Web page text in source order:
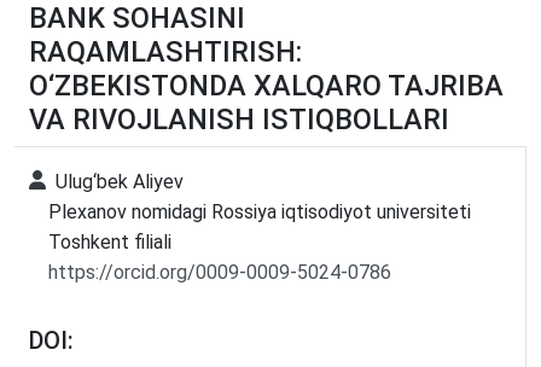
BANK SOHASINI
RAQAMLASHTIRISH:
O‘ZBEKISTONDA XALQARO TAJRIBA
VA RIVOJLANISH ISTIQBOLLARI
Ulug‘bek Aliyev
Plexanov nomidagi Rossiya iqtisodiyot universiteti
Toshkent filiali
https://orcid.org/0009-0009-5024-0786
DOI: